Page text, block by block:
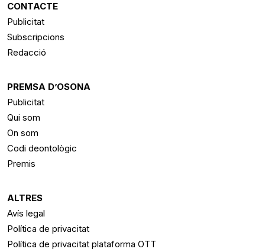
CONTACTE
Publicitat
Subscripcions
Redacció
PREMSA D’OSONA
Publicitat
Qui som
On som
Codi deontològic
Premis
ALTRES
Avís legal
Política de privacitat
Política de privacitat plataforma OTT